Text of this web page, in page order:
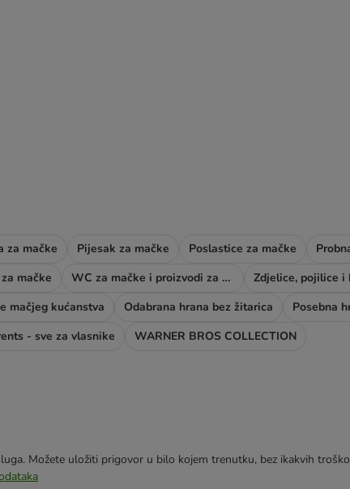
za mačke Pijesak za mačke Poslastice za mačke
mačke WC za mačke i proizvodi za njegu Zdjelice, pojilice i
mačjeg kućanstva Odabrana hrana bez žitarica
- sve za vlasnike WARNER BROS COLLECTION
Možete uložiti prigovor u bilo kojem trenutku, bez ikakvih